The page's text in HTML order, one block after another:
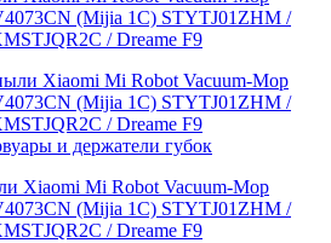
(Mijia 1C) STYTJ01ZHM /
/ Dreame F9
и держатели губок
Xiaomi Mi Robot Vacuum-Mop
(Mijia 1C) STYTJ01ZHM /
/ Dreame F9